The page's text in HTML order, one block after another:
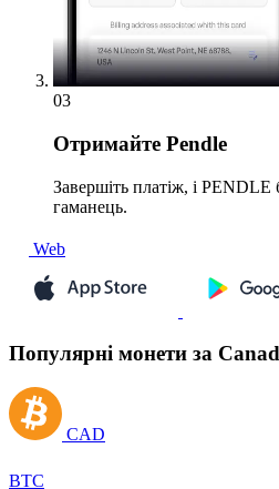
03
Отримайте Pendle
Завершіть платіж, і PENDLE
гаманець.
Web
Популярні монети за
CAD
BTC